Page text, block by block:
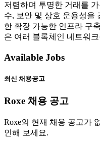
저렴하며 투명한 거래를
수, 보안 및 상호 운용성을
한 확장 가능한 인프라 구
은 여러 블록체인 네트워
Available Jobs
최신 채용공고
Roxe 채용 공고
Roxe의 현재 채용 공고가
인해 보세요.